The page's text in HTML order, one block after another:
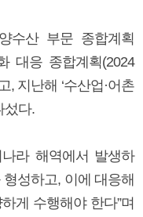
수산 부문 종합계획
대응 종합계획(2024
, 지난해 ‘수산업·어촌
섰다.
나라 해역에서 발생하
성하고, 이에 대응해
게 수행해야 한다”며